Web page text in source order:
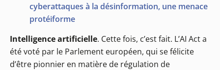
cyberattaques à la désinformation, une menace
protéiforme
Intelligence artificielle. Cette fois, c’est fait. L’AI Act a
été voté par le Parlement européen, qui se félicite
d’être pionnier en matière de régulation de